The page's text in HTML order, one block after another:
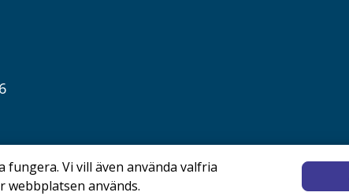
Vi vill även använda valfria
används.